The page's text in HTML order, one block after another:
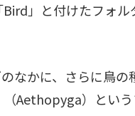
」と付けたフォ
なかに、さらに鳥
Aethopyga）とい